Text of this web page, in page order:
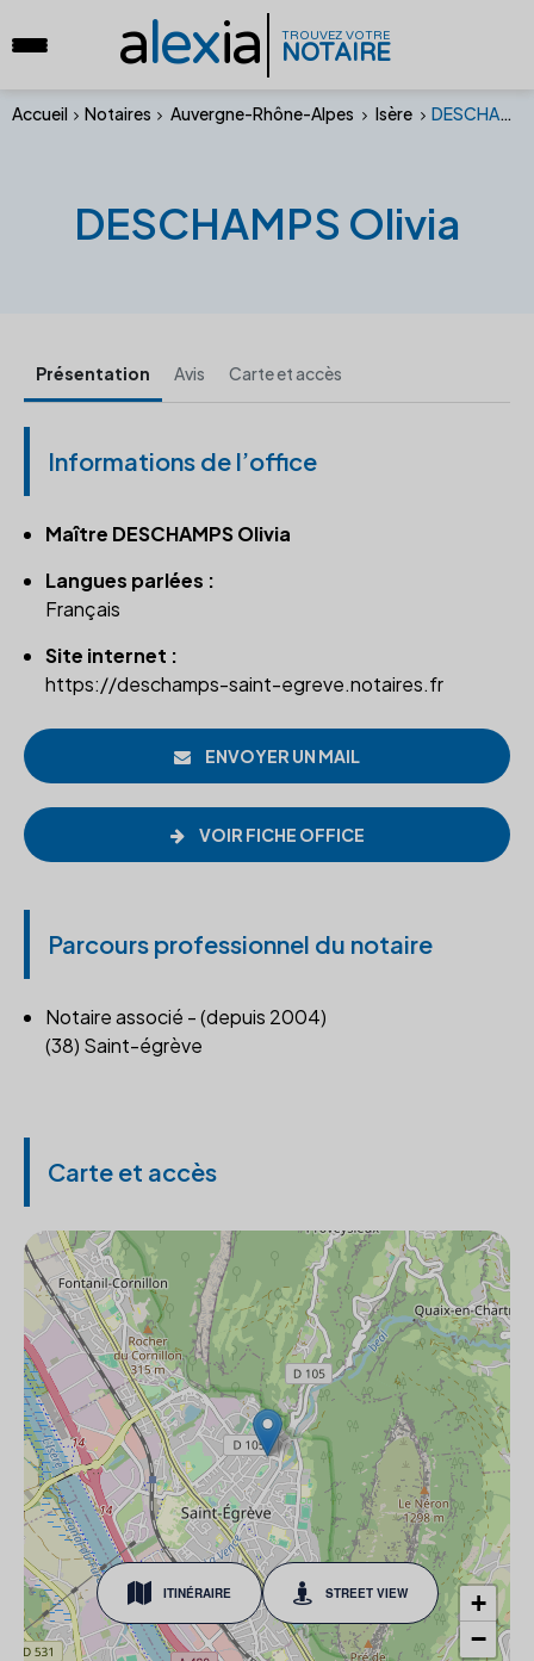
alexia TROUVEZ VOTRE
NOTAIRE
Accueil Notaires Auvergne-Rhône-Alpes Isère DESCHAMPS Olivia
DESCHAMPS Olivia
Présentation Avis Carte et accès
Informations de l’office
Maître DESCHAMPS Olivia
Langues parlées :
Français
Site internet :
https://deschamps-saint-egreve.notaires.fr
ENVOYER UN MAIL
VOIR FICHE OFFICE
Parcours professionnel du notaire
Notaire associé - (depuis 2004)
(38) Saint-égrève
Carte et accès
ITINÉRAIRE STREET VIEW
+
−